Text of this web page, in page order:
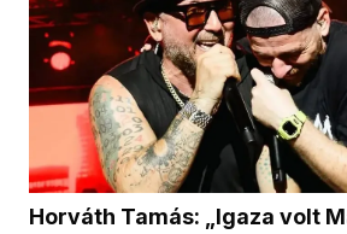
Horváth Tamás: „Igaza volt